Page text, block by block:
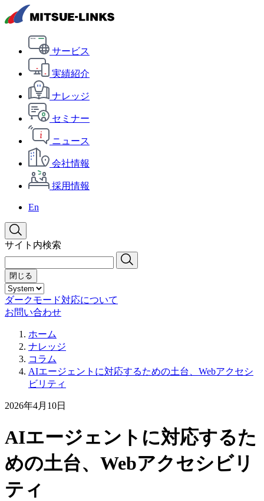
サービス
実績紹介
ナレッジ
セミナー
ニュース
会社情報
採用情報
En
サイト内検索
閉じる
ダークモード対応について
お問い合わせ
ホーム
ナレッジ
コラム
AIエージェントに対応するための土台、Webアクセシ
ビリティ
2026年4月10日
AIエージェントに対応するた
めの土台、Webアクセシビリ
ティ